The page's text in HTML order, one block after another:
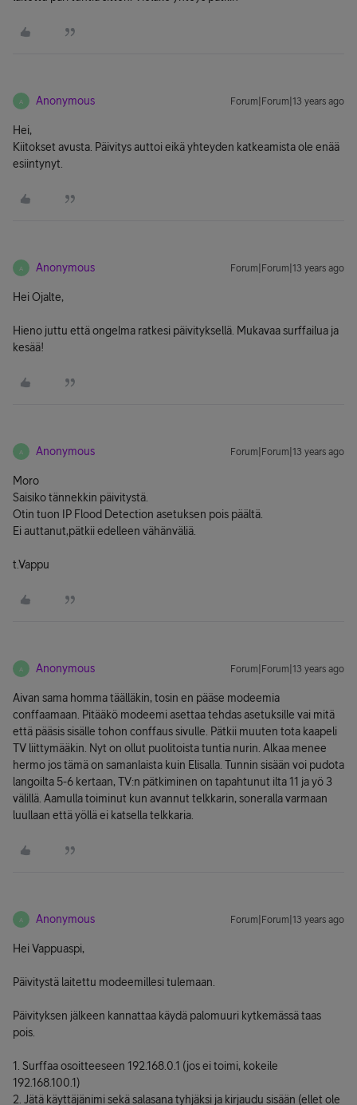
A Anonymous Forum|Forum|13 years ago
Hei,
Kiitokset avusta. Päivitys auttoi eikä yhteyden katkeamista ole enää
esiintynyt.
A Anonymous Forum|Forum|13 years ago
Hei Ojalte,
Hieno juttu että ongelma ratkesi päivityksellä. Mukavaa surffailua ja
kesää!
A Anonymous Forum|Forum|13 years ago
Moro
Saisiko tännekkin päivitystä.
Otin tuon IP Flood Detection asetuksen pois päältä.
Ei auttanut,pätkii edelleen vähänväliä.
t.Vappu
A Anonymous Forum|Forum|13 years ago
Aivan sama homma täälläkin, tosin en pääse modeemia
conffaamaan. Pitääkö modeemi asettaa tehdas asetuksille vai mitä
että pääsis sisälle tohon conffaus sivulle. Pätkii muuten tota kaapeli
TV liittymääkin. Nyt on ollut puolitoista tuntia nurin. Alkaa menee
hermo jos tämä on samanlaista kuin Elisalla. Tunnin sisään voi pudota
langoilta 5-6 kertaan, TV:n pätkiminen on tapahtunut ilta 11 ja yö 3
välillä. Aamulla toiminut kun avannut telkkarin, soneralla varmaan
luullaan että yöllä ei katsella telkkaria.
A Anonymous Forum|Forum|13 years ago
Hei Vappuaspi,
Päivitystä laitettu modeemillesi tulemaan.
Päivityksen jälkeen kannattaa käydä palomuuri kytkemässä taas
pois.
1. Surffaa osoitteeseen 192.168.0.1 (jos ei toimi, kokeile
192.168.100.1)
2. Jätä käyttäjänimi sekä salasana tyhjäksi ja kirjaudu sisään (ellet ole